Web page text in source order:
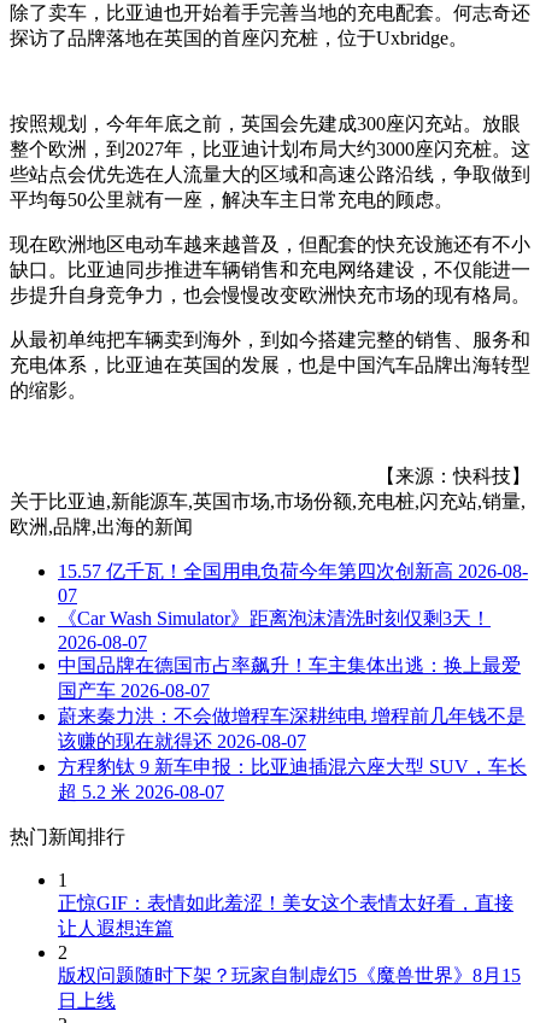
除了卖车，比亚迪也开始着手完善当地的充电配套。何志奇还
探访了品牌落地在英国的首座闪充桩，位于Uxbridge。
按照规划，今年年底之前，英国会先建成300座闪充站。放眼
整个欧洲，到2027年，比亚迪计划布局大约3000座闪充桩。这
些站点会优先选在人流量大的区域和高速公路沿线，争取做到
平均每50公里就有一座，解决车主日常充电的顾虑。
现在欧洲地区电动车越来越普及，但配套的快充设施还有不小
缺口。比亚迪同步推进车辆销售和充电网络建设，不仅能进一
步提升自身竞争力，也会慢慢改变欧洲快充市场的现有格局。
从最初单纯把车辆卖到海外，到如今搭建完整的销售、服务和
充电体系，比亚迪在英国的发展，也是中国汽车品牌出海转型
的缩影。
【来源：快科技】
关于比亚迪,新能源车,英国市场,市场份额,充电桩,闪充站,销量,
欧洲,品牌,出海的新闻
15.57 亿千瓦！全国用电负荷今年第四次创新高 2026-08-
07
《Car Wash Simulator》距离泡沫清洗时刻仅剩3天！
2026-08-07
中国品牌在德国市占率飙升！车主集体出逃：换上最爱
国产车 2026-08-07
蔚来秦力洪：不会做增程车深耕纯电 增程前几年钱不是
该赚的现在就得还 2026-08-07
方程豹钛 9 新车申报：比亚迪插混六座大型 SUV，车长
超 5.2 米 2026-08-07
热门新闻排行
1
正惊GIF：表情如此羞涩！美女这个表情太好看，直接
让人遐想连篇
2
版权问题随时下架？玩家自制虚幻5《魔兽世界》8月15
日上线